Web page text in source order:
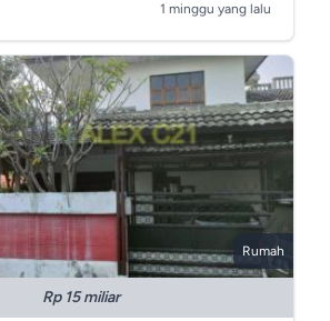
1 minggu yang lalu
Rumah
Rp 15 miliar